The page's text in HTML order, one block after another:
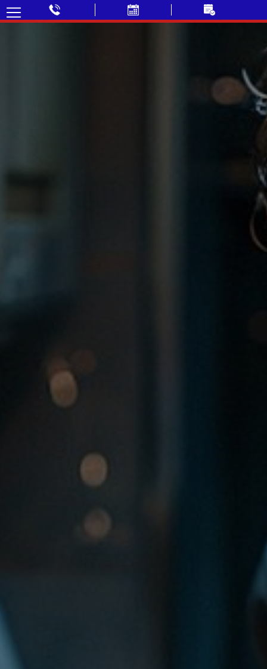
✓ Déplacement GRATUIT
✓ Prix fixe annoncé par téléphone
✓ Sans majoration soir & week-end
✓ Paiement CB accepté